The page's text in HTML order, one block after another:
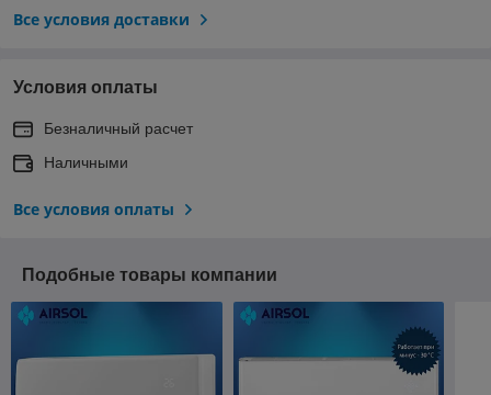
Все условия доставки
Условия оплаты
Безналичный расчет
Наличными
Все условия оплаты
Подобные товары компании